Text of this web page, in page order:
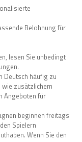
Belohnung für
lesen Sie unbedingt
Deutsch häufig zu
zusätzlichem
Angeboten für
beginnen freitags
Spielern
Wenn Sie den